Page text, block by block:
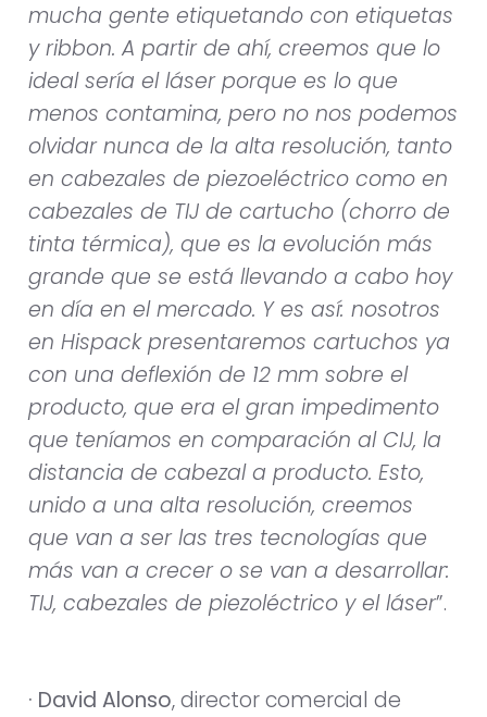
mucha gente etiquetando con etiquetas
y ribbon. A partir de ahí, creemos que lo
ideal sería el láser porque es lo que
menos contamina, pero no nos podemos
olvidar nunca de la alta resolución, tanto
en cabezales de piezoeléctrico como en
cabezales de TIJ de cartucho (chorro de
tinta térmica), que es la evolución más
grande que se está llevando a cabo hoy
en día en el mercado. Y es así: nosotros
en Hispack presentaremos cartuchos ya
con una deflexión de 12 mm sobre el
producto, que era el gran impedimento
que teníamos en comparación al CIJ, la
distancia de cabezal a producto. Esto,
unido a una alta resolución, creemos
que van a ser las tres tecnologías que
más van a crecer o se van a desarrollar:
TIJ, cabezales de piezoléctrico y el láser”.
· David Alonso, director comercial de